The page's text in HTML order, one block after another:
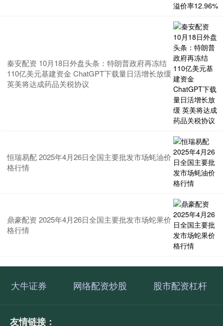
秦安配资 10月18日外盘头条：特朗普政府再冻结
110亿美元基建资金 ChatGPT下载量日活增长放缓
英美将达成药品关税协议
恒瑞易配 2025年4月26日全国主要批发市场蚝油价
格行情
鼎豪配资 2025年4月26日全国主要批发市场蛇果价
格行情
大牛证券 网络配资炒股 股市配资杠杆
友情链接：